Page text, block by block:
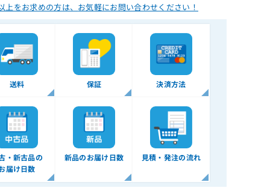
上をお求めの方は、 お気軽にお問い合わせください！
送料 保証 決済方法
・新古品の
届け日数
新品のお届け日数 見積・発注の流れ